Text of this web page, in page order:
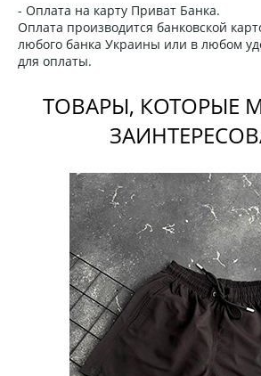
- Оплата на карту Приват Банка.
Оплата производится банковской
любого банка Украины или в любом
для оплаты.
ТОВАРЫ, КОТОРЫЕ